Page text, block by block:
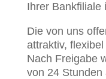
Ihrer Bankfiliale
Die von uns
attraktiv,
Nach Freigabe
von 24